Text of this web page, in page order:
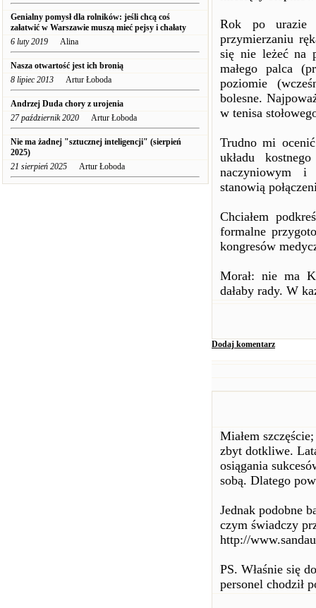
Genialny pomysł dla rolników: jeśli chcą coś
załatwić w Warszawie muszą mieć pejsy i chałaty
6 luty 2019 Alina
Nasza otwartość jest ich bronią
8 lipiec 2013 Artur Łoboda
Andrzej Duda chory z urojenia
27 październik 2020 Artur Łoboda
Nie ma żadnej "sztucznej inteligencji" (sierpień
2025)
21 sierpień 2025 Artur Łoboda
Rok po urazie
przymierzaniu
się nie leżeć na
małego palca
poziomie
bolesne.
w tenisa
Trudno mi
układu
naczyniowym i
stanowią
Chciałem
formalne
kongresów
Morał: nie ma
dałaby rady. W
Dodaj komentarz
Miałem
zbyt dotkliwe.
osiągania
sobą. Dlatego
Jednak podobne
czym świadczy
http://
PS. Właśnie się
personel chodził